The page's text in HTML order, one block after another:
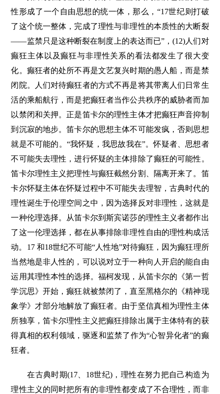
性形成了一个自由思想的统一体，那么，“17世纪则打破
了这个统一整体，完成了理性与非理性的本质性的大断裂
——监禁只是这种断裂在制度上的表达而已”，(12)人们对
癫狂主体以及癫狂与非理性关系的看法都发生了很大变
化。癫狂者的处所不再是文艺复兴时期的愚人船，而是禁
闭院。人们对待癫狂者的方式不再是将其带离人们日常生
活的乘船航行，而是把癫狂者当作公共秩序的威胁者而加
以禁闭和关押。正是笛卡尔的理性主体才把癫狂声音抑制
到沉寂的地步。笛卡尔的思想主体不可能发疯，否则思想
就是不可能的。“我怀疑，我思故我在”。怀疑者、思想者
不可能失去理性，进行怀疑的主体排除了癫狂的可能性。
笛卡尔理性主义把理性与癫狂截然分割、隔离开来了。笛
卡尔怀疑主体在怀疑过程中不可能失去理智，古典时代的
理性诞生于伦理空间之中，因为选择反对非理性，这就是
一种伦理选择。从笛卡尔到斯宾诺莎的理性主义者都作出
了这一伦理选择，都在从事排除非理性自由的理性构成活
动。17 和18世纪不可能“人性地”对待癫狂，因为癫狂理所
当然地是非人性的，可以说对立于一种向人开启的能自由
运用其理性本性的选择。福柯发现，从笛卡尔的《第一哲
学沉思》开始，癫狂就被禁闭了，直至黑格尔的《精神现
象学》才部分地解放了癫狂者。由于坚信真相为理性主体
所独享，笛卡尔理性主义把癫狂排除出属于主体特有的获
得真相的权利领域，驱逐和监禁了作为“心智异化者”的癫
狂者。
在古典时期(17、18世纪)，理性在努力把自己构造为
理性主义的同时把所有的非理性都变成了不合理性，而非